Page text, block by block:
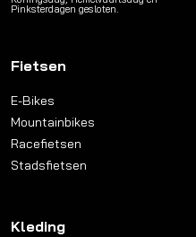
Pinksterdagen gesloten.
Fietsen
E-Bikes
Mountainbikes
Racefietsen
Stadsfietsen
Kleding